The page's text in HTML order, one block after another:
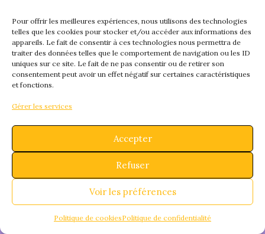
Pour offrir les meilleures expériences, nous utilisons des technologies
telles que les cookies pour stocker et/ou accéder aux informations des
appareils. Le fait de consentir à ces technologies nous permettra de
traiter des données telles que le comportement de navigation ou les ID
uniques sur ce site. Le fait de ne pas consentir ou de retirer son
consentement peut avoir un effet négatif sur certaines caractéristiques
et fonctions.
Gérer les services
Accepter
Refuser
Voir les préférences
Politique de cookiesPolitique de confidentialité
fantastique –
bientôt !